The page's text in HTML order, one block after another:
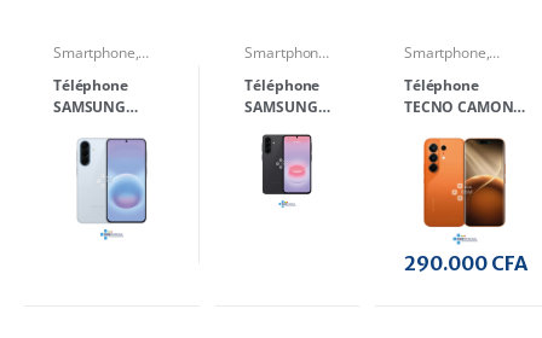
Smartphone,
Téléphone
SAMSUNG
8 Go 128 Go
Smartphone,
Téléphone
SAMSUNG
Ram 6 Go
128 Go
Smartphone,
Téléphone
TECNO CAMON
12Go Mémoire
512 Ecran 6.78
pouces
290.000 CFA